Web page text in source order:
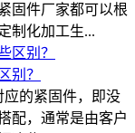
固件厂家都可以根
制化加工生...
别？
的紧固件，即没
配，通常是由客户